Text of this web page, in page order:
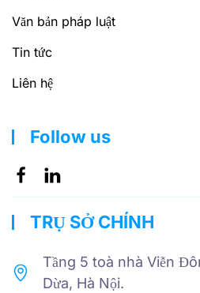
Văn bản pháp luật
Tin tức
Liên hệ
Follow us
TRỤ SỞ CHÍNH
Tầng 5 toà nhà Viễn
Dừa, Hà Nội.